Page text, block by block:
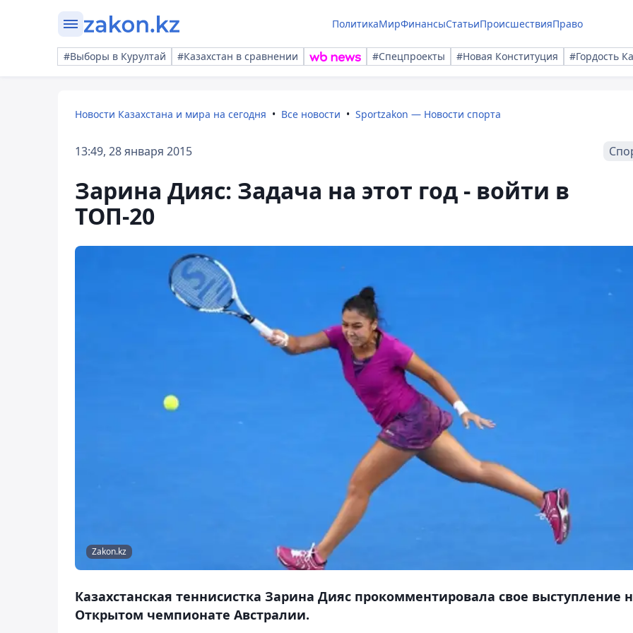
ПолитикаМирФинансыСтатьиПроисшествияПраво
#Выборы в Курултай #Казахстан в сравнении #Спецпроекты #Новая Конституция #Гордость
Новости Казахстана и мира на сегодня Все новости Sportzakon — Новости спорта
13:49, 28 января 2015
Зарина Дияс: Задача на этот год - войти в
ТОП-20
Zakon.kz
Казахстанская теннисистка Зарина Дияс прокомментировала свое выступление
Открытом чемпионате Австралии.